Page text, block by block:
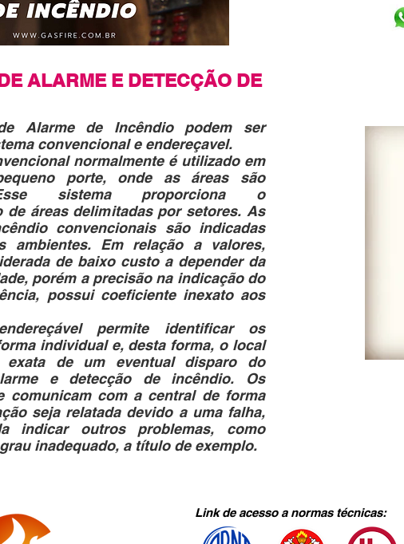
ALARME E DETECÇÃO DE
Alarme de Incêndio podem ser
convencional e endereçavel.
normalmente é utilizado em
porte, onde as áreas são
sistema proporciona o
de áreas delimitadas por setores. As
convencionais são indicadas
ambientes. Em relação a valores,
de baixo custo a depender da
porém a precisão na indicação do
possui coeficiente inexato aos
permite identificar os
individual e, desta forma, o local
exata de um eventual disparo do
e detecção de incêndio. Os
comunicam com a central de forma
seja relatada devido a uma falha,
indicar outros problemas, como
inadequado, a título de exemplo.
Link de acesso a normas técnicas: